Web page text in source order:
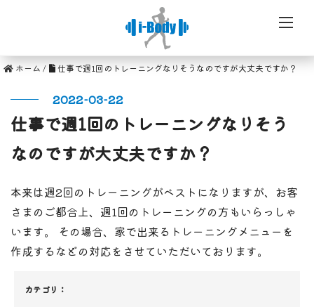
ホーム / 仕事で週1回のトレーニングなりそうなのですが大丈夫ですか？
2022-03-22
仕事で週1回のトレーニングなりそう
なのですが大丈夫ですか？
本来は週2回のトレーニングがベストになりますが、お客
さまのご都合上、週1回のトレーニングの方もいらっしゃ
います。 その場合、家で出来るトレーニングメニューを
作成するなどの対応をさせていただいております。
カテゴリ：